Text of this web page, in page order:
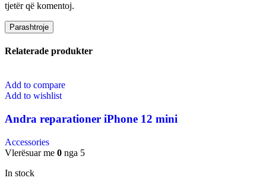
tjetër që komentoj.
Relaterade produkter
Add to compare
Add to wishlist
Andra reparationer iPhone 12 mini
Accessories
Vlerësuar me 0 nga 5
In stock